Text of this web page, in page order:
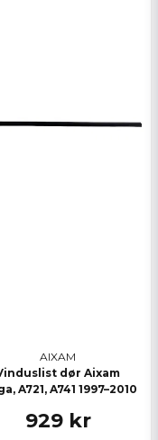
AIXAM
dør Aixam
A721, A741 1997–2010
929 kr